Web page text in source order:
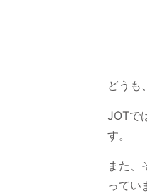
どうも
JOTで
す。
また、
ってい